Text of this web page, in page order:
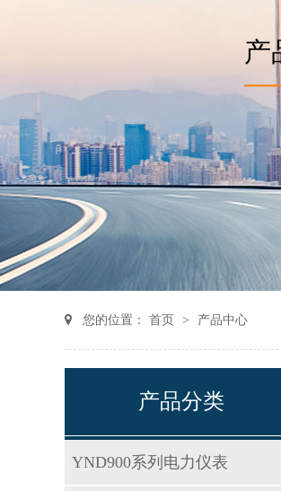
产
您的位置： 首页 > 产品中心
产品分类
YND900系列电力仪表